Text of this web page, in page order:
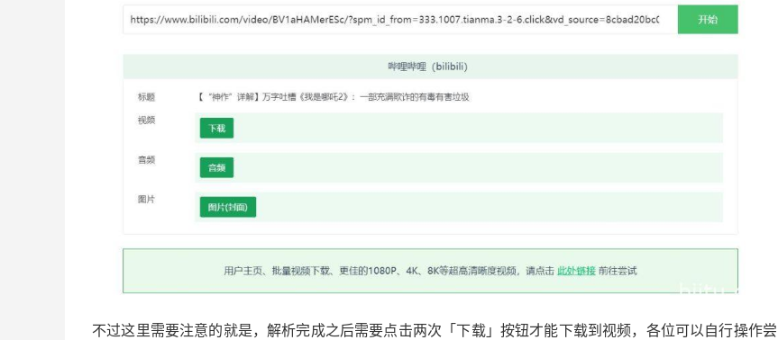
不过这里需要注意的就是，解析完成之后需要点击两次「下载」按钮才能下载到视频，各位可以自行操作尝